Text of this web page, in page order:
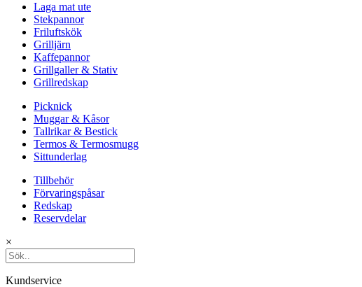
Laga mat ute
Stekpannor
Friluftskök
Grilljärn
Kaffepannor
Grillgaller & Stativ
Grillredskap
Picknick
Muggar & Kåsor
Tallrikar & Bestick
Termos & Termosmugg
Sittunderlag
Tillbehör
Förvaringspåsar
Redskap
Reservdelar
×
Kundservice